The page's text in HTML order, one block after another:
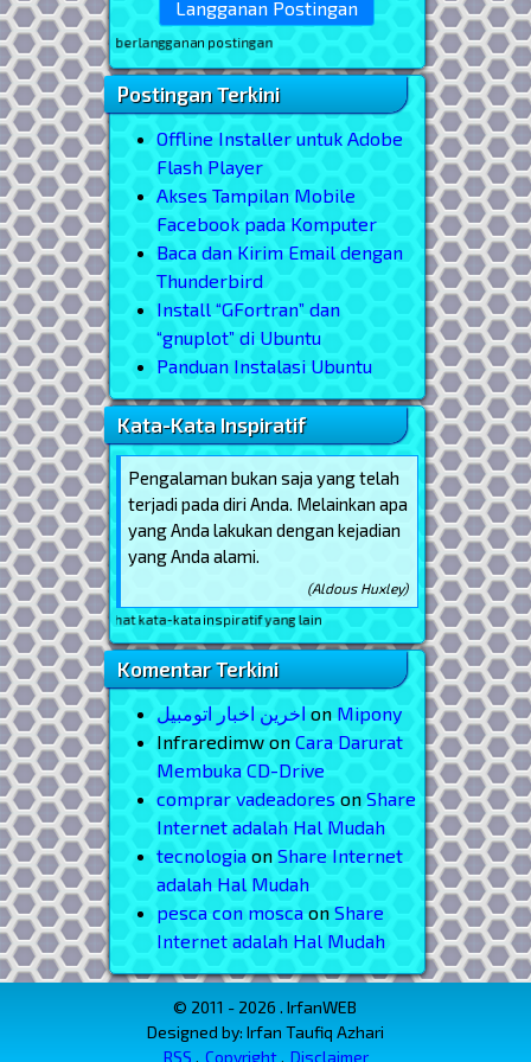
untuk berlangganan postingan
Postingan Terkini
Offline Installer untuk Adobe
Flash Player
Akses Tampilan Mobile
Facebook pada Komputer
Baca dan Kirim Email dengan
Thunderbird
Install “GFortran” dan
“gnuplot” di Ubuntu
Panduan Instalasi Ubuntu
Kata-Kata Inspiratif
Pengalaman bukan saja yang telah
terjadi pada diri Anda. Melainkan apa
yang Anda lakukan dengan kejadian
yang Anda alami.
(Aldous Huxley)
melihat kata-kata inspiratif yang lain
Komentar Terkini
اخرین اخبار اتومبیل on Mipony
Infraredimw onCara Darurat
Membuka CD-Drive
comprar vadeadores onShare
Internet adalah Hal Mudah
tecnologia onShare Internet
adalah Hal Mudah
pesca con mosca onShare
Internet adalah Hal Mudah
© 2011 - 2026 . IrfanWEB
Designed by: Irfan Taufiq Azhari
RSS Copyright Disclaimer